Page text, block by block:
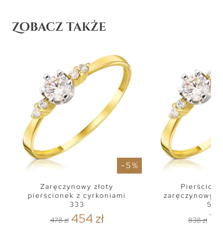
Zobacz także
- 5 %
Zaręczynowy złoty
pierścionek z cyrkoniami
333
478 zł 454 zł
zaręczynowy
585
838 zł